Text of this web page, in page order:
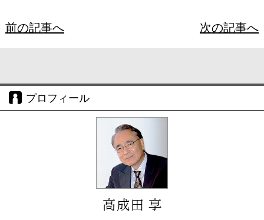
前の記事へ 次の記事へ
プロフィール
高成田 享